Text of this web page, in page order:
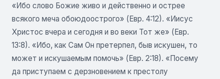
«Ибо слово Божие живо и действенно и острее
всякого меча обоюдоострого» (Евр. 4:12). «Иисус
Христос вчера и сегодня и во веки Тот же» (Евр.
13:8). «Ибо, как Сам Он претерпел, быв искушен, то
может и искушаемым помочь» (Евр. 2:18). «Посему
да приступаем с дерзновением к престолу